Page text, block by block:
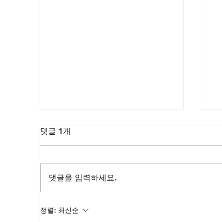
여주 시알리스 구매, 삶의 만
댓글 1개
댓글을 입력하세요.
정렬: 최신순